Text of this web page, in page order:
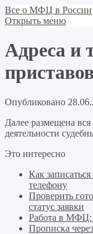
Все о МФЦ в России
Открыть меню
Адреса и
Опубликовано
Далее размещена
деятельности
Это интересно
Как
телефону
Проверить
статус заявки
Работа в МФЦ:
Прописка